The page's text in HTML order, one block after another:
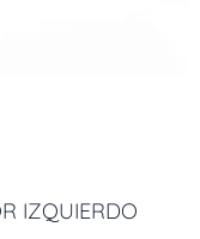
IZQUIERDO